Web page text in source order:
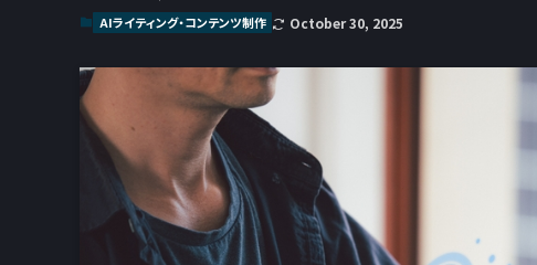
AIライティング・コンテンツ制作 October 30, 2025